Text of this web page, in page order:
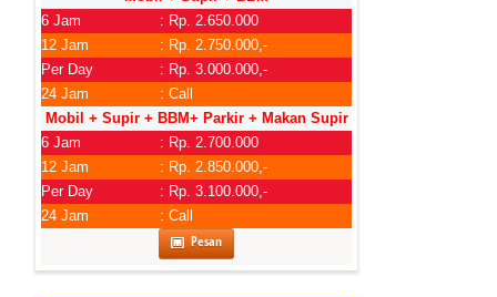
6 Jam
: Rp. 2.650.000
12 Jam
: Rp. 2.750.000,-
Per Day
: Rp. 3.000.000,-
24 Jam
: Call
Mobil + Supir + BBM+ Parkir + Makan Supir
6 Jam
: Rp. 2.700.000
12 Jam
: Rp. 2.850.000,-
Per Day
: Rp. 3.100.000,-
24 Jam
: Call
Pesan